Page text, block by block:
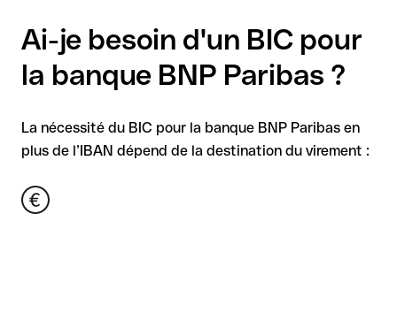
Ai-je besoin d'un BIC pour
la banque BNP Paribas ?
La nécessité du BIC pour la banque BNP Paribas en
plus de l’IBAN dépend de la destination du virement :